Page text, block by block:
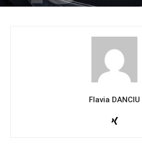
Flavia DANCIU